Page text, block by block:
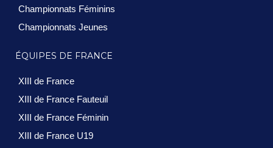
Championnats Féminins
Championnats Jeunes
ÉQUIPES DE FRANCE
XIII de France
XIII de France Fauteuil
XIII de France Féminin
XIII de France U19